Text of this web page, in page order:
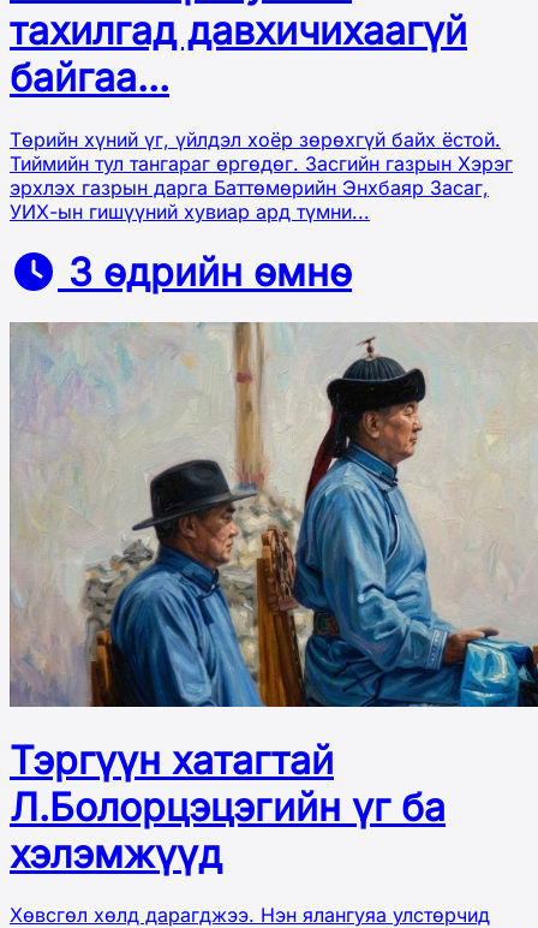
тахилгад давхичихаагүй
байгаа...
Төрийн хүний үг, үйлдэл хоёр зөрөхгүй байх ёстой.
Тиймийн тул тангараг өргөдөг. Засгийн газрын Хэрэг
эрхлэх газрын дарга Баттөмөрийн Энхбаяр Засаг,
УИХ-ын гишүүний хувиар ард түмни...
3 өдрийн өмнө
Тэргүүн хатагтай
Л.Болорцэцэгийн үг ба
хэлэмжүүд
Хөвсгөл хөлд дарагджээ. Нэн ялангуяа улстөрчид